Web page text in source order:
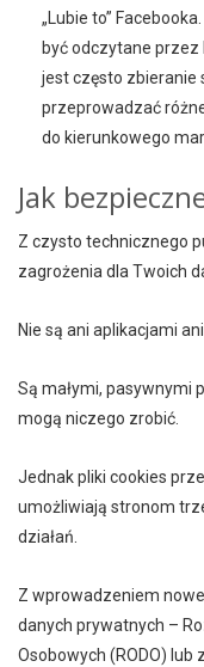
„Lubie to”
być odczytane przez
jest często zbieranie
przeprowadzać
do kierunkowego
Jak
Z czysto technicznego
zagrożenia dla Twoich
Nie są ani aplikacjami
Są małymi, pasywnymi
mogą niczego zrobić.
Jednak pliki cookies
umożliwiają stronom
działań.
Z wprowadzeniem
danych prywatnych –
Osobowych (RODO) lub